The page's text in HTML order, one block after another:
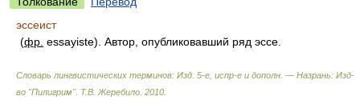
эссеист
(фр. essayiste). Автор, опубликовавший ряд эссе.
Словарь лингвистических терминов: Изд. 5-е, испр-е и дополн. — Назрань: Изд-
во "Пилигрим". Т.В. Жеребило 2010